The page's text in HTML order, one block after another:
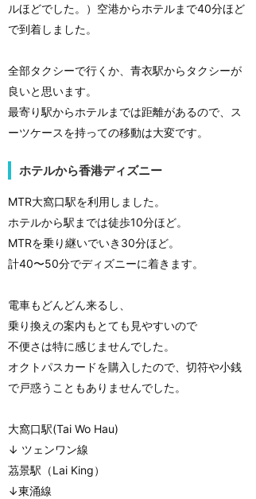
ルほどでした。）空港からホテルまで40分ほど
で到着しました。
全部タクシーで行くか、青衣駅からタクシーが
良いと思います。
最寄り駅からホテルまでは距離があるので、ス
ーツケースを持っての移動は大変です。
ホテルから香港ディズニー
MTR大窩口駅を利用しました。
ホテルから駅までは徒歩10分ほど。
MTRを乗り継いでいき30分ほど。
計40〜50分でディズニーに着きます。
電車もどんどん来るし、
乗り換えの案内もとても見やすいので
不便さは特に感じませんでした。
オクトパスカードを購入したので、切符や小銭
で戸惑うこともありませんでした。
大窩口駅(Tai Wo Hau)
↓ ツェンワン線
茘景駅（Lai King）
↓東涌線